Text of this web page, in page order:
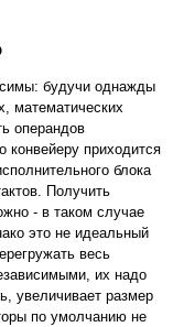
будучи однажды
математических
операндов
конвейеру приходится
блока
Получить
- в таком случае
это не идеальный
весь
их надо
увеличивает размер
по умолчанию не